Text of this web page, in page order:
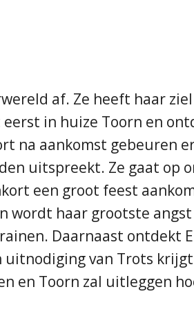
af. Ze heeft haar
in huize Toorn en
na aankomst gebeuren
uitspreekt. Ze gaat op
een groot feest
wordt haar grootste
Daarnaast ontdekt
uitnodiging van Trots
en Toorn zal uitleggen